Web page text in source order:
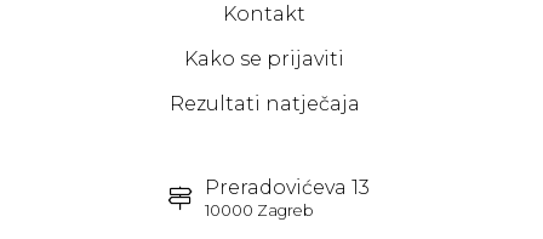
Kontakt
Kako se prijaviti
Rezultati natječaja
Preradovićeva 13
10000 Zagreb